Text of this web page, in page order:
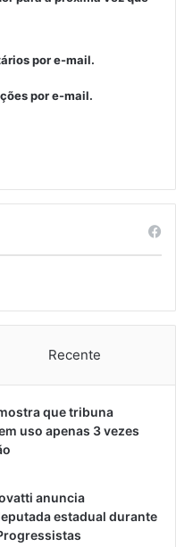
por e-mail.
por e-mail.
Recente
que tribuna
uso apenas 3 vezes
anuncia
estadual durante